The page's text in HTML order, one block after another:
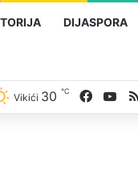
DIJASPORA
Vikići 30 ℃